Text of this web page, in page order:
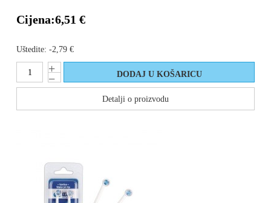
Cijena:6,51 €
Uštedite: -2,79 €
Detalji o proizvodu